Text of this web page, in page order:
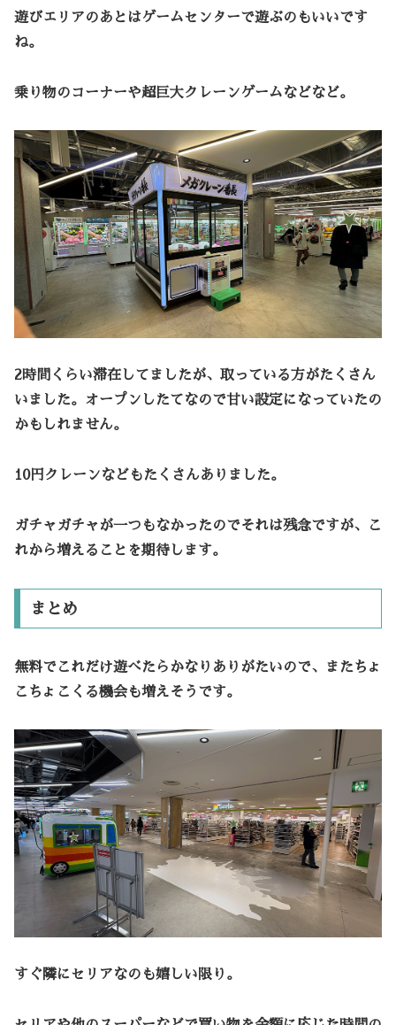
遊びエリアのあとはゲームセンターで遊ぶのもいいです
ね。
乗り物のコーナーや超巨大クレーンゲームなどなど。
2時間くらい滞在してましたが、取っている方がたくさん
いました。オープンしたてなので甘い設定になっていたの
かもしれません。
10円クレーンなどもたくさんありました。
ガチャガチャが一つもなかったのでそれは残念ですが、こ
れから増えることを期待します。
まとめ
無料でこれだけ遊べたらかなりありがたいので、またちょ
こちょこくる機会も増えそうです。
すぐ隣にセリアなのも嬉しい限り。